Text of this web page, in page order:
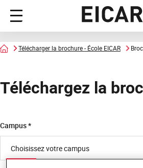
Menu
principal
AccueilTélécharger la brochure - École EICAR
Téléchargez la
Campus